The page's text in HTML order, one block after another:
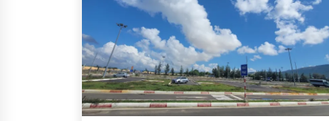
4 tháng ago
Cách Xử Lý Kính Xe Ô Tô Bị Mờ Khi
Trời Mưa Và Thời Tiết Xấu
8 tháng ago
Tháp Bánh Ít Bình Định